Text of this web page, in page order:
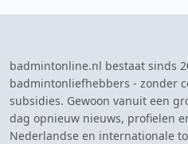
badmintonline.nl bestaat sinds
badmintonliefhebbers - zonder
subsidies. Gewoon vanuit een
dag opnieuw nieuws, profielen
Nederlandse en internationale